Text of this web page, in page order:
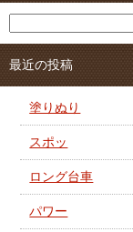
最近の投稿
塗りぬり
スポッ
ロング台車
パワー